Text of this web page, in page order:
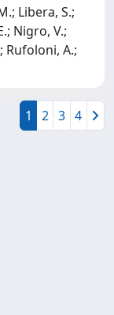
Libera, S.;
Nigro, V.;
Rufoloni, A.;
1 2 3 4